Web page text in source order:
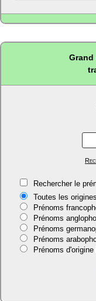
Rechercher le
Toutes les origines
Prénoms
Prénoms
Prénoms
Prénoms
Prénoms